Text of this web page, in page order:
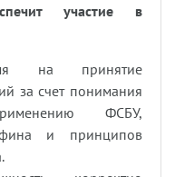
участие в
на принятие
за счет понимания
ФСБУ,
и принципов